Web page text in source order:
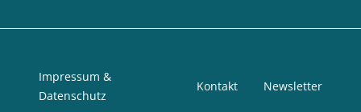
Impressum &
Datenschutz
Kontakt Newsletter